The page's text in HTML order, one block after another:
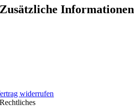
Zusätzliche Informationen
widerrufen
Rechtliches